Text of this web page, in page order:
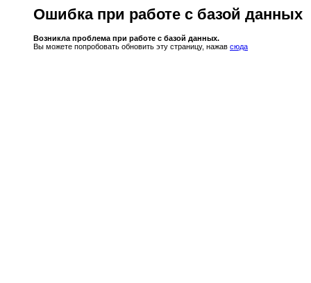
Ошибка при работе с базой данных
Возникла проблема при работе с базой данных.
Вы можете попробовать обновить эту страницу, нажав сюда